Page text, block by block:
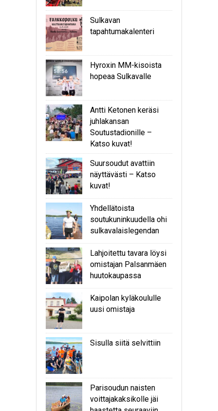
Sulkavan
tapahtumakalenteri
Hyroxin MM-kisoista
hopeaa Sulkavalle
Antti Ketonen keräsi
juhlakansan
Soutustadionille –
Katso kuvat!
Suursoudut avattiin
näyttävästi – Katso
kuvat!
Yhdellätoista
soutukuninkuudella ohi
sulkavalaislegendan
Lahjoitettu tavara löysi
omistajan Palsanmäen
huutokaupassa
Kaipolan kyläkoululle
uusi omistaja
Sisulla siitä selvittiin
Parisoudun naisten
voittajakaksikolle jäi